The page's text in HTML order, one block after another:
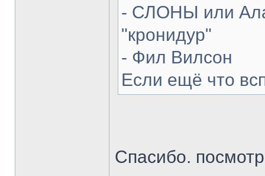
- СЛОНЫ или
"кронидур"
- Фил Вилсон
Если ещё что
Спасибо.